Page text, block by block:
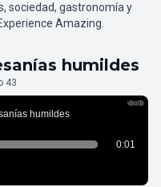
sociedad, gastronomía y
Amazing.
humildes
43